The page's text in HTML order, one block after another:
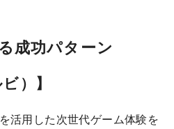
成功パターン
）】
活用した次世代ゲーム体験を